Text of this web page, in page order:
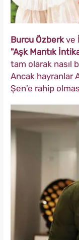
Burcu Özberk ve
"Aşk Mantık
tam olarak nasıl
Ancak hayranlar
Şen'e rahip